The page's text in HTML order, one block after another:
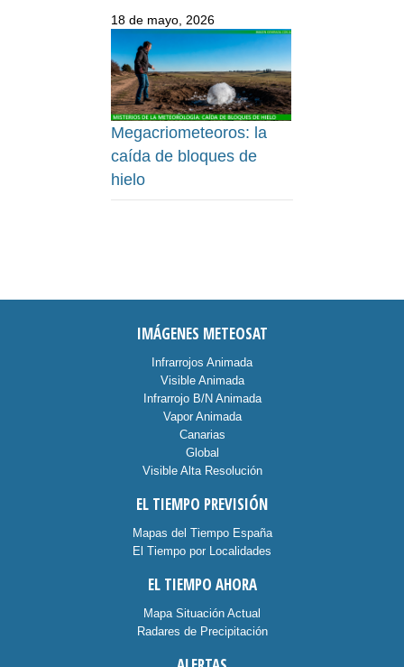
18 de mayo, 2026
Megacriometeoros: la
caída de bloques de
hielo
IMÁGENES METEOSAT
Infrarrojos Animada
Visible Animada
Infrarrojo B/N Animada
Vapor Animada
Canarias
Global
Visible Alta Resolución
EL TIEMPO PREVISIÓN
Mapas del Tiempo España
El Tiempo por Localidades
EL TIEMPO AHORA
Mapa Situación Actual
Radares de Precipitación